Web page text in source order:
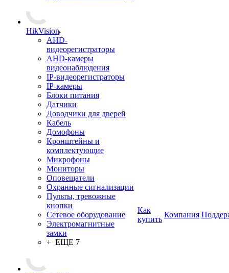
HikVision
AHD-
видеорегистраторы
AHD-камеры
видеонаблюдения
IP-видеорегистраторы
IP-камеры
Блоки питания
Датчики
Доводчики для дверей
Кабель
Домофоны
Кронштейны и
комплектующие
Микрофоны
Мониторы
Оповещатели
Охранные сигнализации
Пульты, тревожные
кнопки
Сетевое оборудование
Электромагнитные
замки
+ ЕЩЕ 7
Как
купить
Компания